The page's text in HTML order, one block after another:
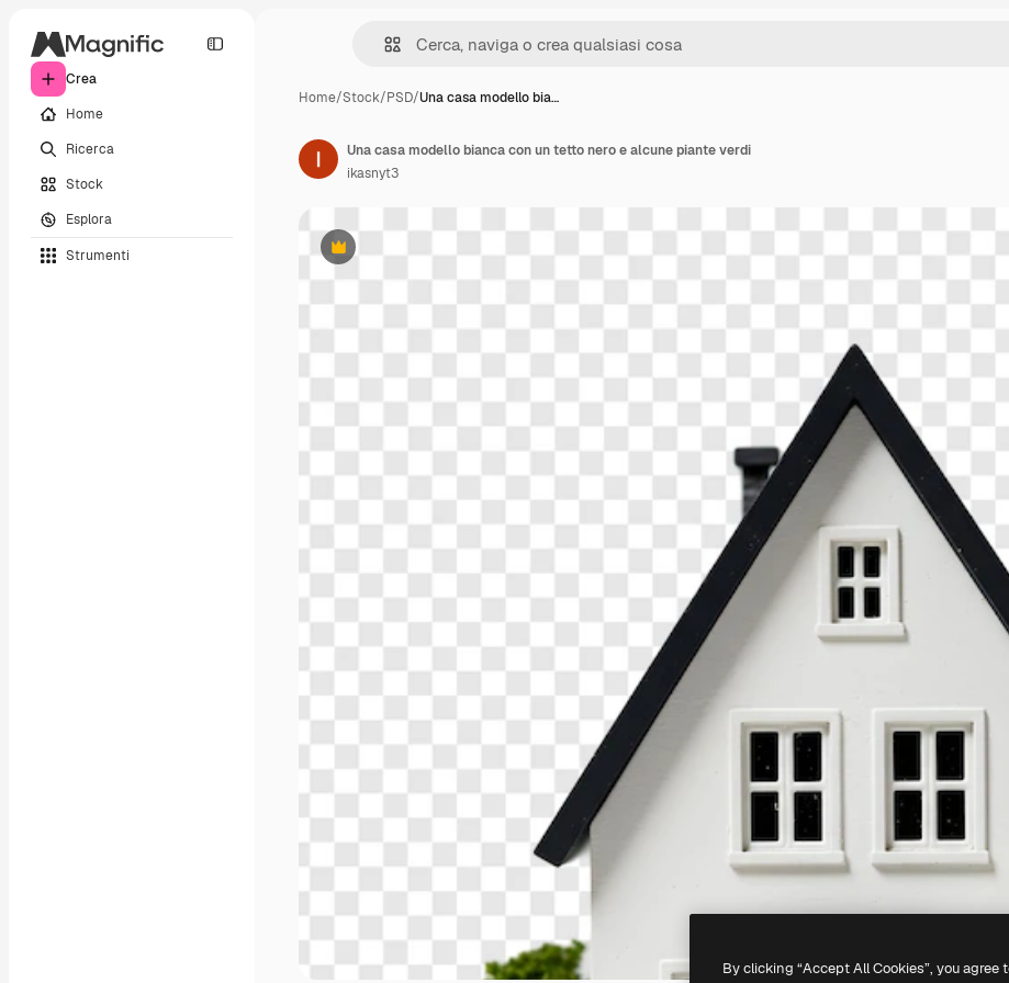
Crea
Home
Ricerca
Stock
Esplora
Strumenti
Home/Stock/PSD/Una casa modello bia…
Premium
Una casa modello bianca con un tetto nero e alcune piante verdi
ikasnyt3
By clicking “Accept All Cookies”, you